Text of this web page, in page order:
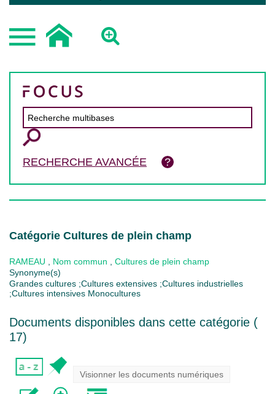
RECHERCHE AVANCÉE
Catégorie Cultures de plein champ
RAMEAU Nom commun
Cultures de plein champ
Synonyme(s)
Grandes cultures ;Cultures extensives ;Cultures industrielles
;Cultures intensives Monocultures
Documents disponibles dans cette catégorie (
17)
Visionner les documents numériques